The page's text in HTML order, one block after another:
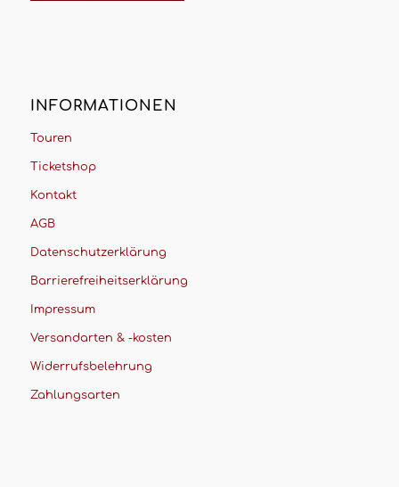
INFORMATIONEN
Touren
Ticketshop
Kontakt
AGB
Datenschutzerklärung
Barrierefreiheitserklärung
Impressum
Versandarten & -kosten
Widerrufsbelehrung
Zahlungsarten